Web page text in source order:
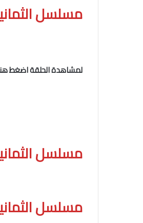
مسلسل
لمشاهدة الحلقة اضغط
مسلسل
مسلسل